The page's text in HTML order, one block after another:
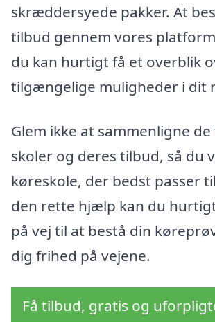
skræddersyede pakker. At
tilbud gennem vores
du kan hurtigt få et overblik
tilgængelige muligheder i dit
Glem ikke at sammenligne
skoler og deres tilbud, så du
køreskole, der bedst passer
den rette hjælp kan du
på vej til at bestå din
dig frihed på vejene.
Få tilbud, gratis og